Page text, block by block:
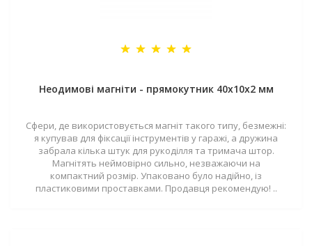
Неодимові магніти - прямокутник 40x10x2 мм
Сфери, де використовується магніт такого типу, безмежні:
я купував для фіксації інструментів у гаражі, а дружина
забрала кілька штук для рукоділля та тримача штор.
Магнітять неймовірно сильно, незважаючи на
компактний розмір. Упаковано було надійно, із
пластиковими проставками. Продавця рекомендую! ..